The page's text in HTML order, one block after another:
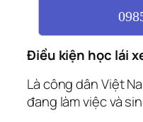
Điều kiện học lái
Là công dân Việt
đang làm việc và